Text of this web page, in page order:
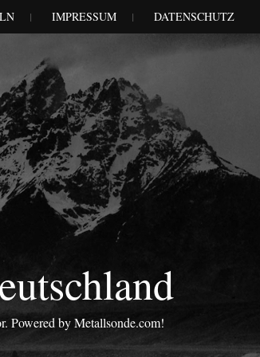
IMPRESSUM DATENSCHUTZ
Powered by Metallsonde.com!